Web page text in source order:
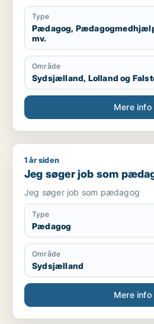
Type
Pædagog,
mv.
Område
Sydsjælland, Lolland og
Mere info
Jeg søger job som pædagog
1 år siden
Jeg søger job som
Jeg søger job som pædagog
Type
Pædagog
Område
Sydsjælland
Mere info